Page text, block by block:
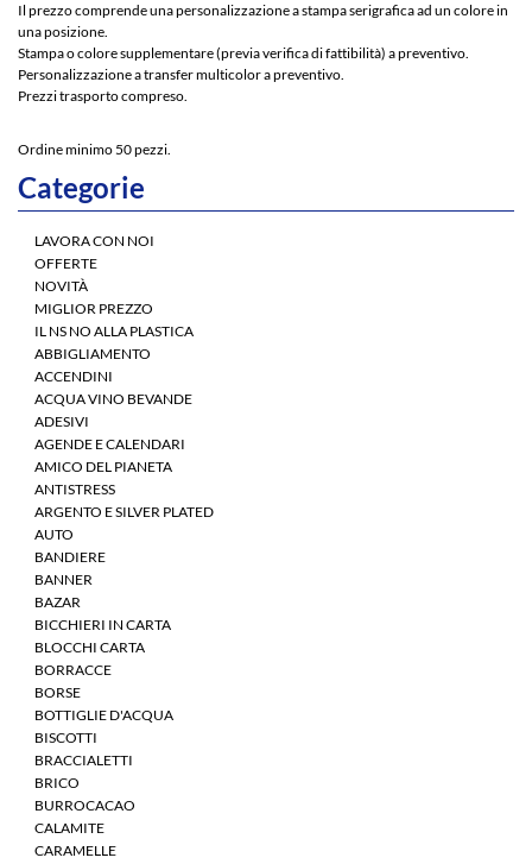
Il prezzo comprende una personalizzazione a stampa serigrafica ad un colore in
una posizione.
Stampa o colore supplementare (previa verifica di fattibilità) a preventivo.
Personalizzazione a transfer multicolor a preventivo.
Prezzi trasporto compreso.
Ordine minimo 50 pezzi.
Categorie
LAVORA CON NOI
OFFERTE
NOVITÀ
MIGLIOR PREZZO
IL NS NO ALLA PLASTICA
ABBIGLIAMENTO
ACCENDINI
ACQUA VINO BEVANDE
ADESIVI
AGENDE E CALENDARI
AMICO DEL PIANETA
ANTISTRESS
ARGENTO E SILVER PLATED
AUTO
BANDIERE
BANNER
BAZAR
BICCHIERI IN CARTA
BLOCCHI CARTA
BORRACCE
BORSE
BOTTIGLIE D'ACQUA
BISCOTTI
BRACCIALETTI
BRICO
BURROCACAO
CALAMITE
CARAMELLE